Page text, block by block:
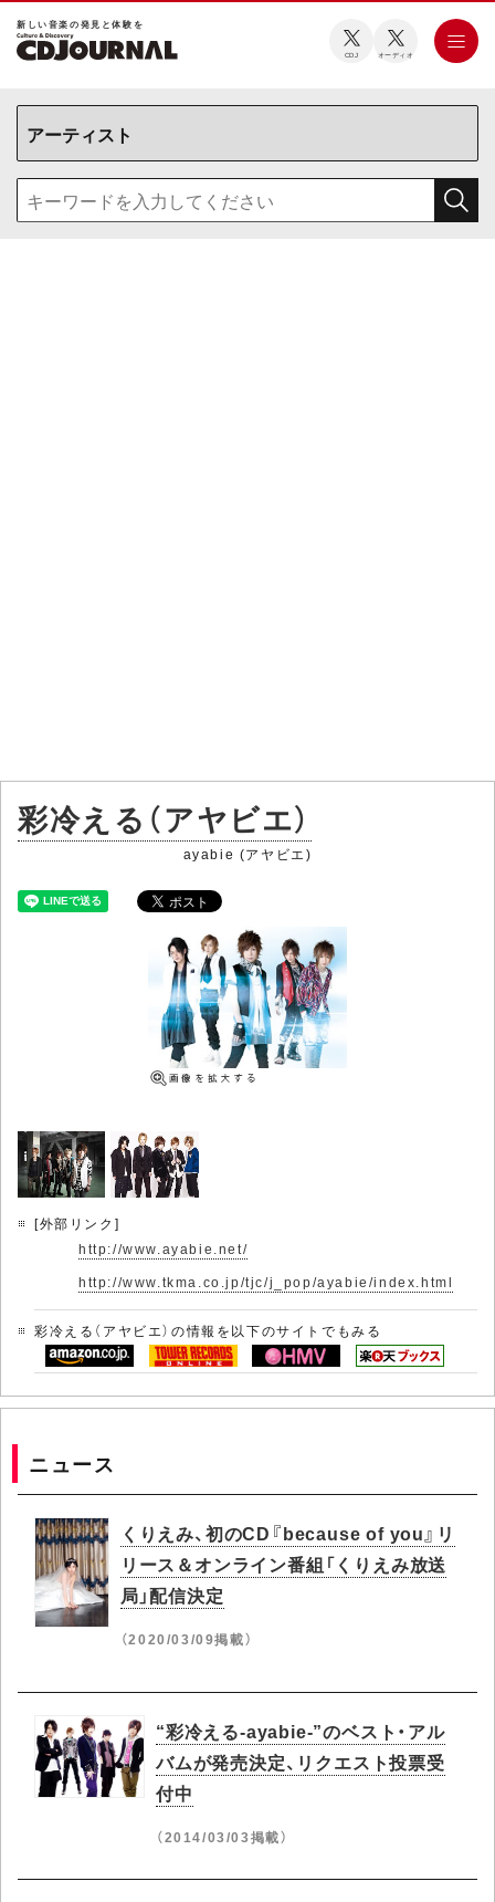
新しい⾳楽の発⾒と体験を
CDJ オーディオ
彩冷える（アヤビエ）
ayabie (アヤビエ)
[外部リンク]
http://www.ayabie.net/
http://www.tkma.co.jp/tjc/j_pop/ayabie/index.html
彩冷える（アヤビエ）の情報を以下のサイトでもみる
ニュース
くりえみ、初のCD『because of you』リ
リース＆オンライン番組「くりえみ放送
局」配信決定
（2020/03/09掲載）
“彩冷える-ayabie-”のベスト・アル
バムが発売決定、リクエスト投票受
付中
（2014/03/03掲載）